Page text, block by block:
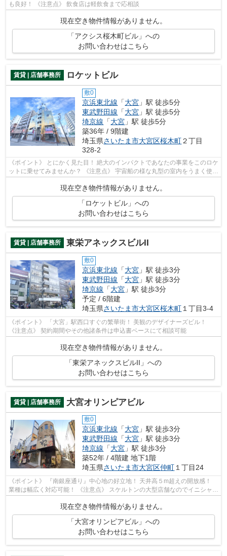
も良好！ 《注意点》 飲食店は軽飲食まで応相談
現在空き物件情報がありません。
「アクシス桜木町ビル」への
お問い合わせはこちら
賃貸 | 店舗事務所 ロケットビル
敷0
京浜東北線 「大宮 」駅 徒歩5分
東武野田線 「大宮 」駅 徒歩5分
埼京線 「大宮 」駅 徒歩5分
築36年 / 9階建
埼玉県さいたま市大宮区桜木町２丁目
328-2
《ポイント》 とにかく見た目！ 絶大のインパクトであなたの事業をこのロケ
ットに乗せてみませんか？ 《注意点》 宇宙船の様な丸型の室内をうまく使い
現在空き物件情報がありません。
「ロケットビル」への
お問い合わせはこちら
賃貸 | 店舗事務所 東栄アネックスビルII
敷0
京浜東北線 「大宮 」駅 徒歩3分
東武野田線 「大宮 」駅 徒歩3分
埼京線 「大宮 」駅 徒歩3分
予定 / 6階建
埼玉県さいたま市大宮区桜木町 １丁目3-4
《ポイント》 「大宮」駅西口すぐの繁華街！ 美観のデザイナーズビル！
《注意点》 契約期間やその他諸条件は申込書ベースにて相談可能
現在空き物件情報がありません。
「東栄アネックスビルII」への
お問い合わせはこちら
賃貸 | 店舗事務所 大宮オリンピアビル
敷0
京浜東北線 「大宮 」駅 徒歩3分
東武野田線 「大宮 」駅 徒歩3分
埼京線 「大宮 」駅 徒歩3分
築52年 / 4階建 地下1階
埼玉県さいたま市大宮区仲町１丁目24
《ポイント》 『南銀座通り』中心地の好立地！ 天井高５m超えの開放感！
業種は幅広く対応可能！ 《注意点》 スケルトンの大型店舗なのでイニシャル
現在空き物件情報がありません。
「大宮オリンピアビル」への
お問い合わせはこちら